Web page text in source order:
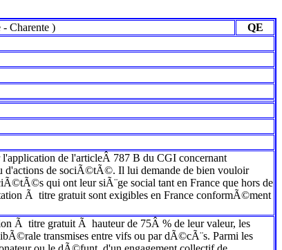
- Charente )
QE
de l'articleÂ 787 B du CGI concernant
d'actions de sociÃ©tÃ©. Il lui demande de bien vouloir
qui ont leur siÃ¨ge social tant en France que hors de
Ã titre gratuit sont exigibles en France conformÃ©ment
Ã titre gratuit Ã hauteur de 75Â % de leur valeur, les
transmises entre vifs ou par dÃ©cÃ¨s. Parmi les